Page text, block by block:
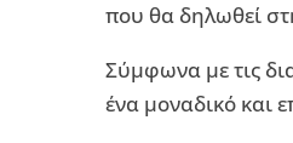
που θα δηλωθεί
Σύμφωνα με τις
ένα μοναδικό και